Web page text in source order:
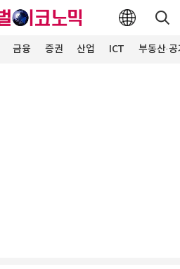
금융 증권 산업 ICT 부동산·